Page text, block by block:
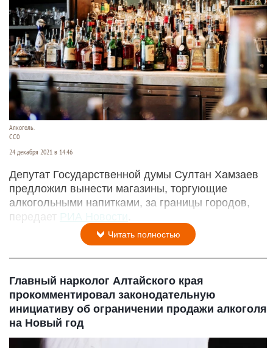
Алкоголь.
CC0
24 декабря 2021 в 14:46
Депутат Государственной думы Султан Хамзаев
предложил вынести магазины, торгующие
алкогольными напитками, за границы городов,
передает РИА Новости
Читать полностью
Главный нарколог Алтайского края
прокомментировал законодательную
инициативу об ограничении продажи алкоголя
на Новый год